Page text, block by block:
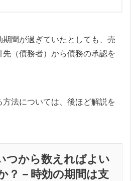
間が過ぎていたとしても、売
（債務者）から債務の承認を
法については、後ほど解説を
つから数えればよい
？－時効の期間は支